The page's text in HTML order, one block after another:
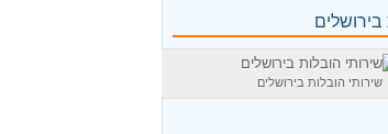
בירושלים
שירותי הובלות בירושלים